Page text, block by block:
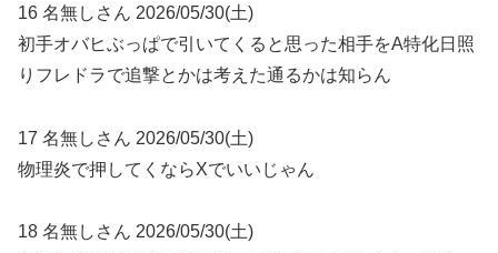
16 名無しさん 2026/05/30(土)
初手オバヒぶっぱで引いてくると思った相手をA特化日照
りフレドラで追撃とかは考えた通るかは知らん
17 名無しさん 2026/05/30(土)
物理炎で押してくならXでいいじゃん
18 名無しさん 2026/05/30(土)